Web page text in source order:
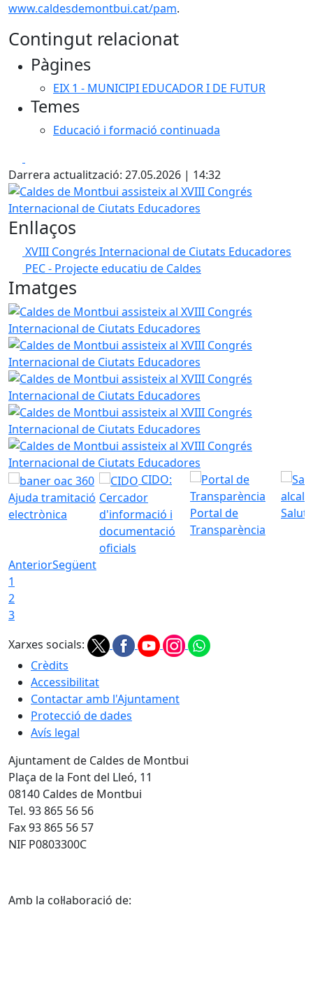
www.caldesdemontbui.cat/pam.
Contingut relacionat
Pàgines
EIX 1 - MUNICIPI EDUCADOR I DE FUTUR
Temes
Educació i formació continuada
Darrera actualització: 27.05.2026 | 14:32
Caldes de Montbui assisteix al XVIII Congrés
Enllaços
XVIII Congrés Internacional de Ciutats Educadores
PEC - Projecte educatiu de Caldes
Imatges
Caldes de Montbui assisteix al XVIII Congrés
Caldes de Montbui assisteix al XVIII Congrés
Caldes de Montbui assisteix al XVIII Congrés
Caldes de Montbui assisteix al XVIII Congrés
Caldes de Montbui assisteix al XVIII Congrés
Ajuda tramitació
electrònica
CIDO:
Cercador
d'informació i
documentació
oficials
Portal de
Transparència
AnteriorSegüent
1
2
3
Xarxes socials:
Crèdits
Accessibilitat
Contactar amb l'Ajuntament
Protecció de dades
Avís legal
Ajuntament de Caldes de Montbui
Plaça de la Font del Lleó, 11
08140 Caldes de Montbui
Tel. 93 865 56 56
Fax 93 865 56 57
NIF P0803300C
Amb la col·laboració de: